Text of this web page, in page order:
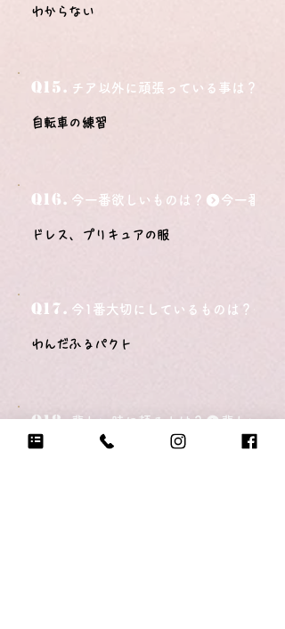
わからない
Q15. チア以外に頑張っている事は？
自転車の練習
Q16. 今一番欲しいものは？
ドレス、プリキュアの服
Q17. 今1番大切にしているものは？
わんだふるパクト
Q18. 悲しい時に頼る人は？